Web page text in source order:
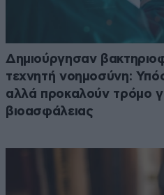
Δημιούργησαν
τεχνητή νοημοσύνη:
αλλά προκαλούν τρόμο
βιοασφάλειας